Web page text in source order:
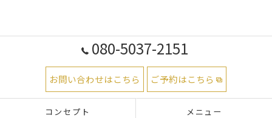
080-5037-2151
お問い合わせはこちら ご予約はこちら
コンセプト メニュー